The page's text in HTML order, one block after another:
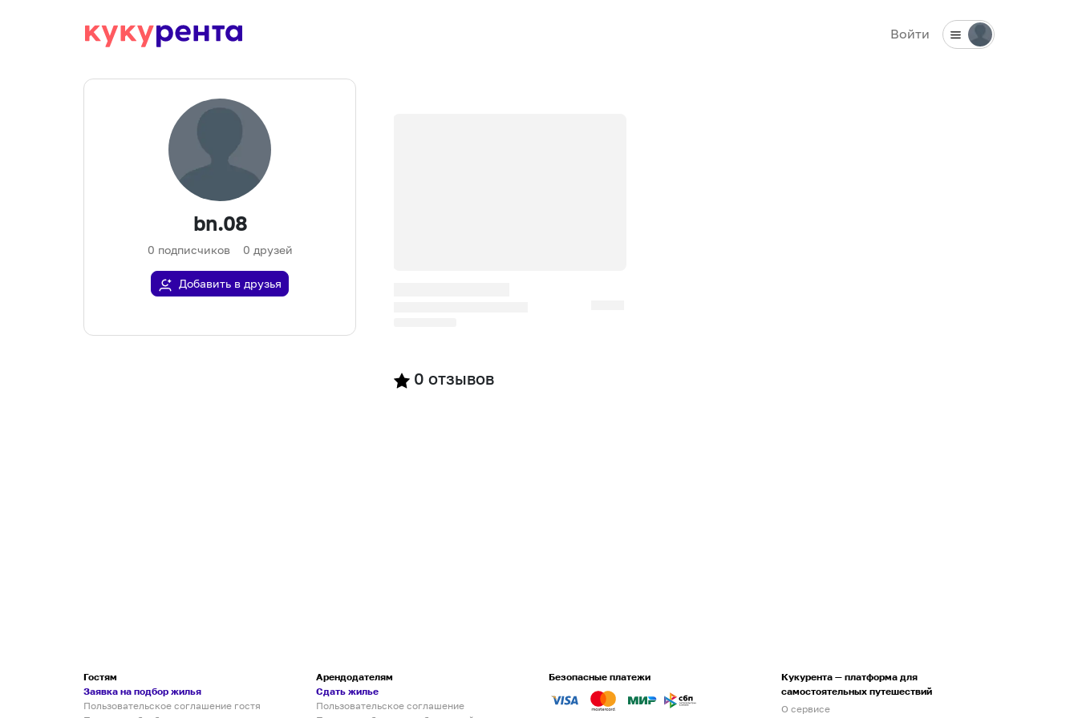
Войти
bn.08
0 подписчиков 0 друзей
Добавить в друзья
0 отзывов
Гостям
Заявка на подбор жилья
Пользовательское соглашение гостя
Арендодателям
Сдать жилье
Пользовательское соглашение
Безопасные платежи
Кукурента — платформа для
самостоятельных путешествий
О сервисе